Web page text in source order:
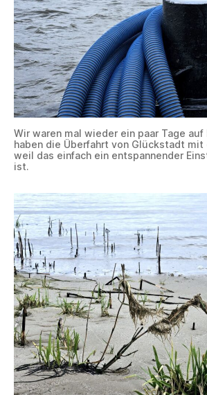
Wir waren mal wieder ein paar Tage auf
haben die Überfahrt von Glückstadt mit
weil das einfach ein entspannender
ist.